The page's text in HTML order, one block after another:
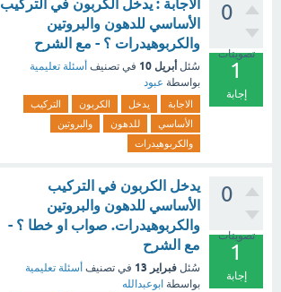
0
تصويتات
1
إجابة
الاجابة : يدخل الكربون في التركيب
الأساسي للدهون والبروتين
والكربوهيدرات ؟ - مع الشرح
سُئل أبريل 10 في تصنيف أسئلة تعليمية
بواسطة عبود
الاجابة يدخل الكربون
التركيب
الأساسي
للدهون
والبروتين
والكربوهيدرات
0
تصويتات
1
إجابة
يدخل الكربون في التركيب
الأساسي للدهون والبروتين
والكربوهيدرات. صواب او خطا ؟ -
مع الشرح
سُئل فبراير 13 في تصنيف أسئلة تعليمية
بواسطة ابوعبدالله